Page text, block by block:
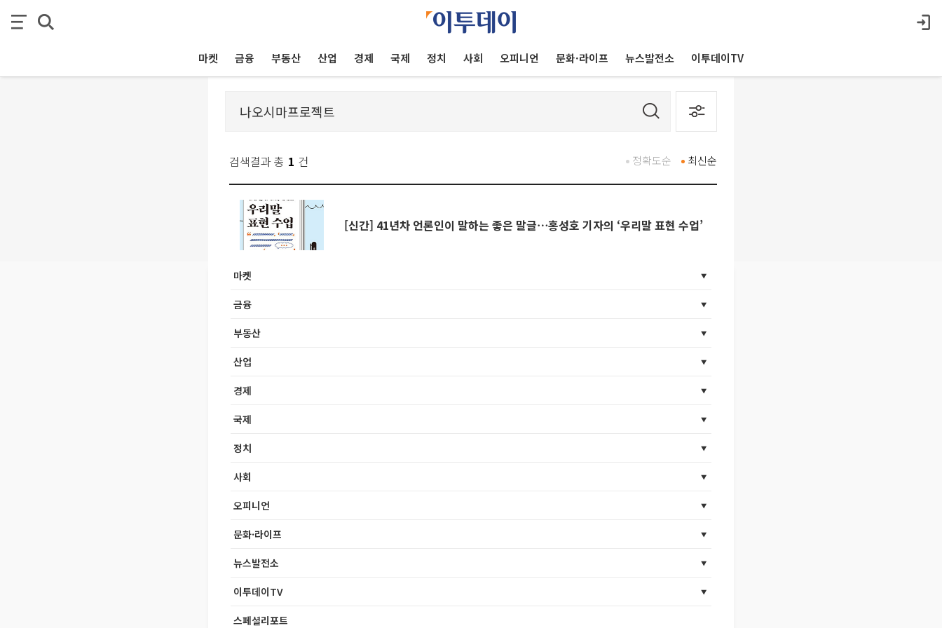
마켓 금융 부동산 산업 경제 국제 정치 사회 오피니언 문화·라이프 뉴스발전소 이투데이TV
검색결과 총 1 건 최신순
정확도순
[신간] 41년차 언론인이 말하는 좋은 말글⋯홍성호 기자의 ‘우리말 표현 수업’
마켓
금융
부동산
산업
경제
국제
정치
사회
오피니언
문화·라이프
뉴스발전소
이투데이TV
스페셜리포트